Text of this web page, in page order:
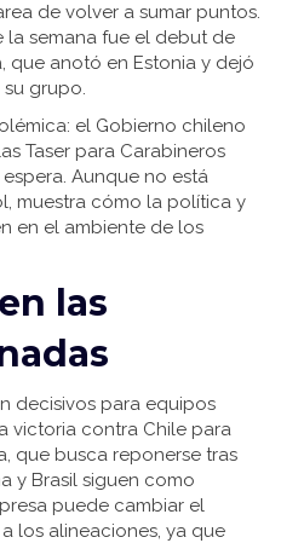
de volver a sumar puntos.
la semana fue el debut de
que anotó en Estonia y dejó
grupo.
el Gobierno chileno
Taser para Carabineros
Aunque no está
muestra cómo la política y
en el ambiente de los
las
decisivos para equipos
victoria contra Chile para
que busca reponerse tras
y Brasil siguen como
puede cambiar el
los alineaciones, ya que